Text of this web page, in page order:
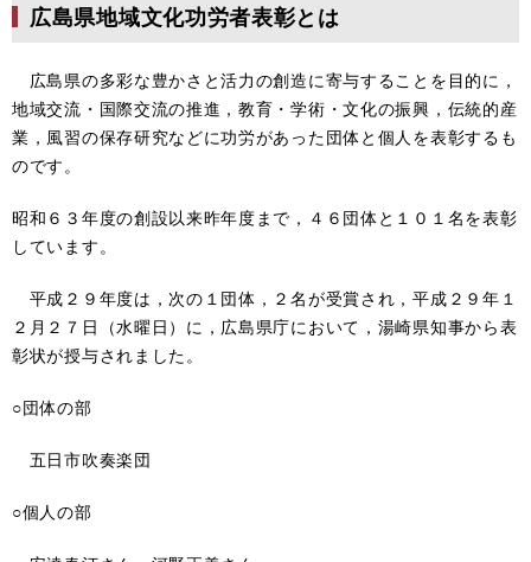
広島県地域文化功労者表彰とは
広島県の多彩な豊かさと活力の創造に寄与することを目的に，
地域交流・国際交流の推進，教育・学術・文化の振興，伝統的産
業，風習の保存研究などに功労があった団体と個人を表彰するも
のです。
昭和６３年度の創設以来昨年度まで，４６団体と１０１名を表彰
しています。
平成２９年度は，次の１団体，２名が受賞され，平成２９年１
２月２７日（水曜日）に，広島県庁において，湯崎県知事から表
彰状が授与されました。
○団体の部
五日市吹奏楽団
○個人の部